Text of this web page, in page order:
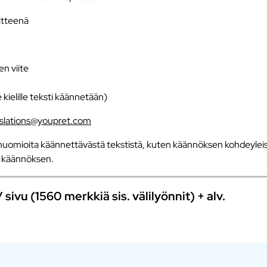
viite
kielille teksti käännetään)
käännettävästä tekstistä, kuten käännöksen
(1560 merkkiä sis. välilyönnit) + alv.